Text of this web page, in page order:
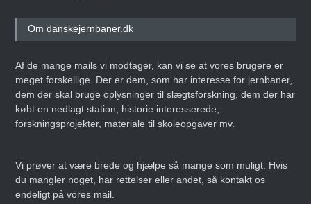
Om danskejernbaner.dk
Af de mange mails vi modtager, kan vi se at vores brugere er
meget forskellige. Der er dem, som har interesse for jernbaner,
dem der skal bruge oplysninger til slægtsforskning, dem der har
købt en nedlagt station, historie interesserede,
forskningsprojekter, materiale til skoleopgaver mv.
Vi prøver at være brede og hjælpe så mange som muligt. Hvis
du mangler noget, har rettelser eller andet, så kontakt os
endeligt på vores mail.